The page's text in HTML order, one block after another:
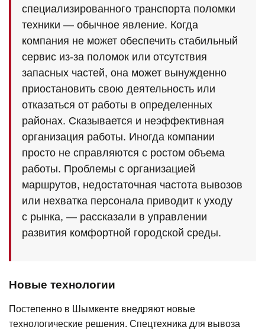
специализированного транспорта поломки
техники — обычное явление. Когда
компания не может обеспечить стабильный
сервис из-за поломок или отсутствия
запасных частей, она может вынужденно
приостановить свою деятельность или
отказаться от работы в определенных
районах. Сказывается и неэффективная
организация работы. Иногда компании
просто не справляются с ростом объема
работы. Проблемы с организацией
маршрутов, недостаточная частота вывозов
или нехватка персонала приводит к уходу
с рынка, — рассказали в управлении
развития комфортной городской среды.
Новые технологии
Постепенно в Шымкенте внедряют новые
технологические решения. Спецтехника для вывоза